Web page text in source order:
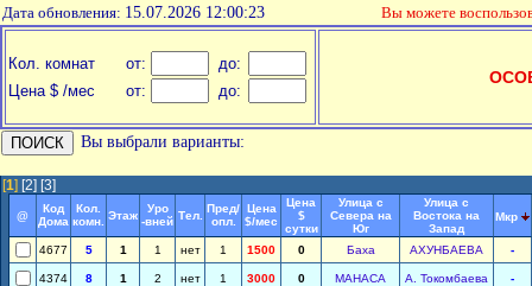
Дата обновления: 15.07.2026 12:00:23 Вы можете
Кол. комнат от:
до:
Цена $ /мес
от: до:
Вы выбрали варианты:
[1] [2] [3]
@
Код
Дома
Кол.
комн. Этаж
Уро
-вней Тел.
Пред/
опл.
Цена
$/мес
Цена
$
сутки
Улица с
Севера на
Юг
Улица с
Востока на
Запад
Мкр
4677 5 1 1 нет 1 1500 0 Баха АХУНБАЕВА -
4374 8 1 2 нет 1 3000 0 МАНАСА А. Токомбаева -